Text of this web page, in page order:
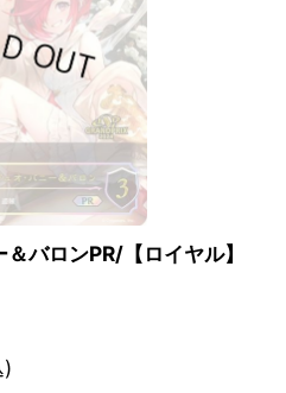
バロンPR/【ロイヤル】
)